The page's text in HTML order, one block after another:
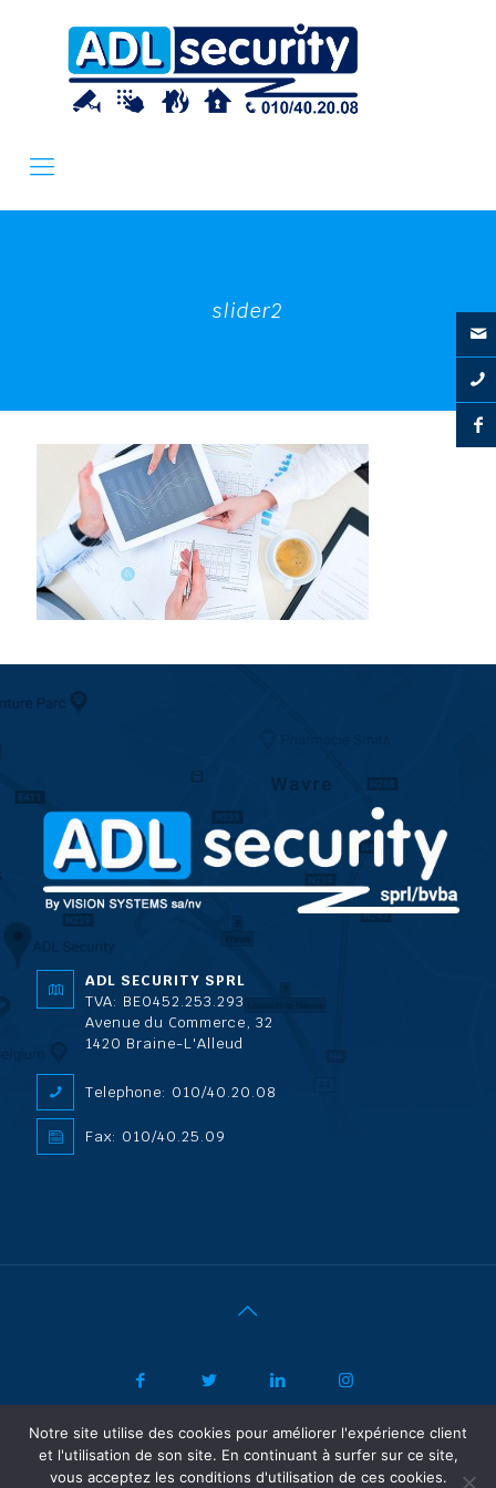
slider2
ADL SECURITY SPRL
TVA: BE0452.253.293
Avenue du Commerce, 32
1420 Braine-L'Alleud
Telephone: 010/40.20.08
Fax: 010/40.25.09
© 2022 ADL Security SPRL/BVBA | Politique de confidentialité
Vertrouwelijkheidsbeleid | Powered by SF Concept
Notre site utilise des cookies pour améliorer l'expérience client
et l'utilisation de son site. En continuant à surfer sur ce site,
vous acceptez les conditions d'utilisation de ces cookies.